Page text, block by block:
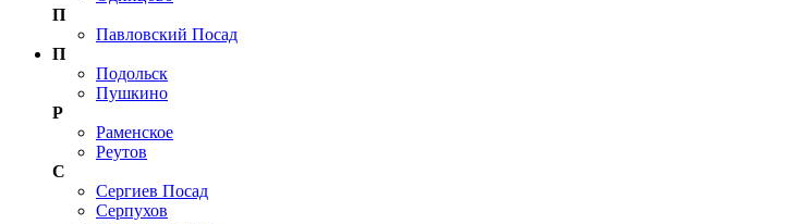
П
Павловский Посад
П
Подольск
Пушкино
Р
Раменское
Реутов
С
Сергиев Посад
Серпухов